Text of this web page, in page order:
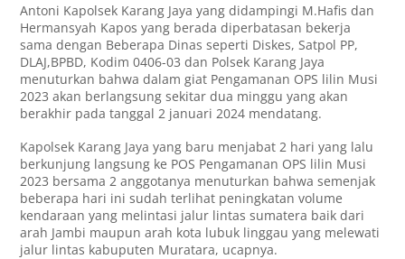
Antoni Kapolsek Karang Jaya yang didampingi M.Hafis dan
Hermansyah Kapos yang berada diperbatasan bekerja
sama dengan Beberapa Dinas seperti Diskes, Satpol PP,
DLAJ,BPBD, Kodim 0406-03 dan Polsek Karang Jaya
menuturkan bahwa dalam giat Pengamanan OPS lilin Musi
2023 akan berlangsung sekitar dua minggu yang akan
berakhir pada tanggal 2 januari 2024 mendatang.
Kapolsek Karang Jaya yang baru menjabat 2 hari yang lalu
berkunjung langsung ke POS Pengamanan OPS lilin Musi
2023 bersama 2 anggotanya menuturkan bahwa semenjak
beberapa hari ini sudah terlihat peningkatan volume
kendaraan yang melintasi jalur lintas sumatera baik dari
arah Jambi maupun arah kota lubuk linggau yang melewati
jalur lintas kabuputen Muratara, ucapnya.